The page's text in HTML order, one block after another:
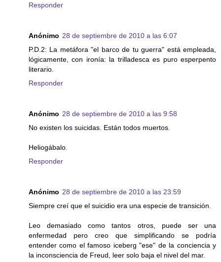
Responder
Anónimo 28 de septiembre de 2010 a las 6:07
P.D.2: La metáfora "el barco de tu guerra" está empleada,
lógicamente, con ironía: la trilladesca es puro esperpento
literario.
Responder
Anónimo 28 de septiembre de 2010 a las 9:58
No existen los suicidas. Están todos muertos.
Heliogábalo.
Responder
Anónimo 28 de septiembre de 2010 a las 23:59
Siempre creí que el suicidio era una especie de transición.
Leo demasiado como tantos otros, puede ser una
enfermedad pero creo que simplificando se podría
entender como el famoso iceberg "ese" de la conciencia y
la inconsciencia de Freud, leer solo baja el nivel del mar.